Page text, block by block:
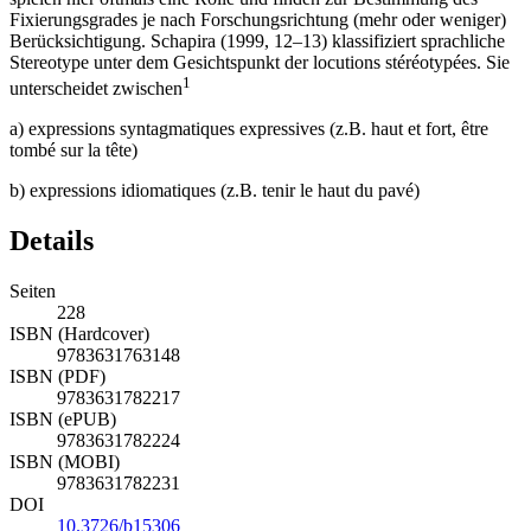
Fixierungsgrades je nach Forschungsrichtung (mehr oder weniger)
Berücksichtigung. Schapira (1999, 12–13) klassifiziert sprachliche
Stereotype unter dem Gesichtspunkt derlocutions stéréotypées. Sie
unterscheidet zwischen1
a) expressions syntagmatiques expressives (z.B. haut et fort, être
tombé sur la tête)
b) expressions idiomatiques (z.B. tenir le haut du pavé)
Details
Seiten
228
ISBN (Hardcover)
9783631763148
ISBN (PDF)
9783631782217
ISBN (ePUB)
9783631782224
ISBN (MOBI)
9783631782231
DOI
10.3726/b15306